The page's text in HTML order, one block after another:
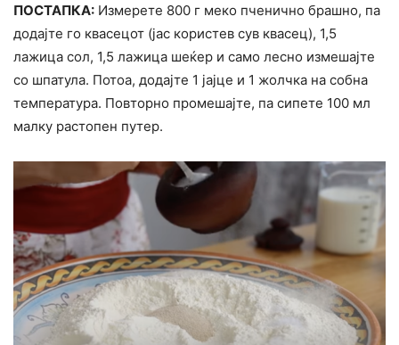
ПОСТАПКА: Измерете 800 г меко пченично брашно, па
додајте го квасецот (јас користев сув квасец), 1,5
лажица сол, 1,5 лажица шеќер и само лесно измешајте
со шпатула. Потоа, додајте 1 јајце и 1 жолчка на собна
температура. Повторно промешајте, па сипете 100 мл
малку растопен путер.